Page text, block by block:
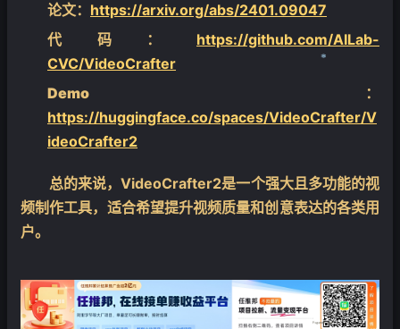
论文： https://arxiv.org/abs/2401.09047
代码： https://github.com/AILab-
CVC/VideoCrafter
Demo：
https://huggingface.co/spaces/VideoCrafter/V
ideoCrafter2
总的来说，VideoCrafter2是一个强大且多功能的视
频制作工具，适合希望提升视频质量和创意表达的各类用
户。